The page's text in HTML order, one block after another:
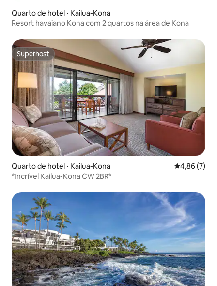
Quarto de hotel ⋅ Kailua-Kona
Resort havaiano Kona com 2 quartos na área de Kona
Superhost
Superhost
Quarto de hotel ⋅ Kailua-Kona 4,86 de uma
4,86 (7)
*Incrível Kailua-Kona CW 2BR*